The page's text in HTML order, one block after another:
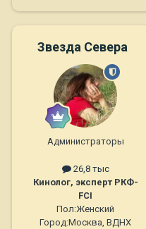
Звезда Севера
Администраторы
26,8 тыс
Кинолог, эксперт РКФ-
FCI
Пол:Женский
Город:Москва, ВДНХ